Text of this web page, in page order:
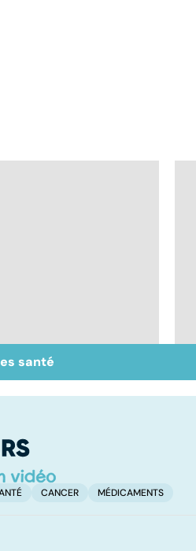
de
: quel
santé
CANCER MÉDICAMENTS